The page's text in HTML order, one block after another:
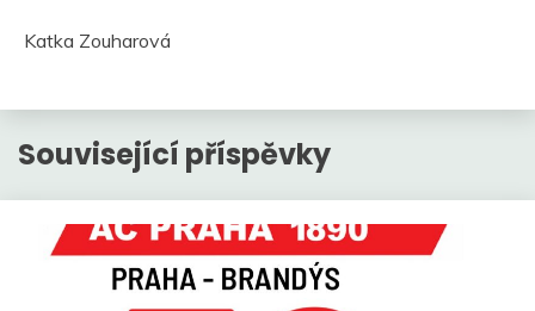
Katka Zouharová
Související příspěvky